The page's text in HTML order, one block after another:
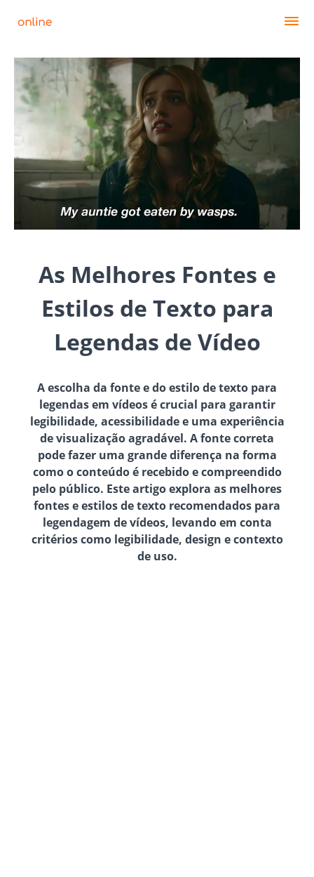
As Melhores Fontes e
Estilos de Texto para
Legendas de Vídeo
A escolha da fonte e do estilo de texto para
legendas em vídeos é crucial para garantir
legibilidade, acessibilidade e uma experiência
de visualização agradável. A fonte correta
pode fazer uma grande diferença na forma
como o conteúdo é recebido e compreendido
pelo público. Este artigo explora as melhores
fontes e estilos de texto recomendados para
legendagem de vídeos, levando em conta
critérios como legibilidade, design e contexto
de uso.